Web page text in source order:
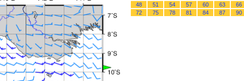
48
51 54 57 60 63 66
72
75 78 81 84 87 90